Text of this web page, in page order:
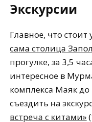
Экскурсии
Главное, что
сама столица
прогулке, за 3,5
интересное в
комплекса Маяк до
съездить на
встреча с китами»